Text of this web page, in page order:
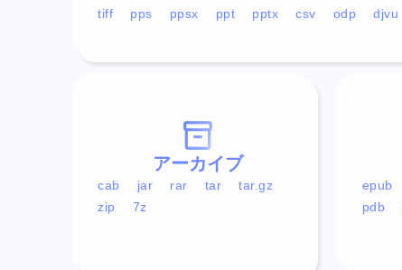
tiff
pps ppsx ppt pptx csv odp djvu
epub
pdb
アーカイブ
cab jar rar tar
tar.gz
zip
7z